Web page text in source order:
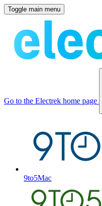
Toggle main menu
Go to the Electrek home page
9to5Mac